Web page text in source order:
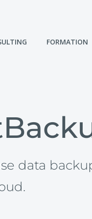
FORMATION
data